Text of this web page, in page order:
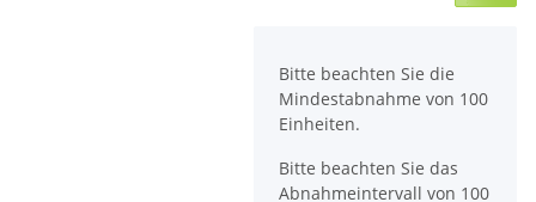
Bitte beachten Sie die
Mindestabnahme von 100
Einheiten.
Bitte beachten Sie das
Abnahmeintervall von 100